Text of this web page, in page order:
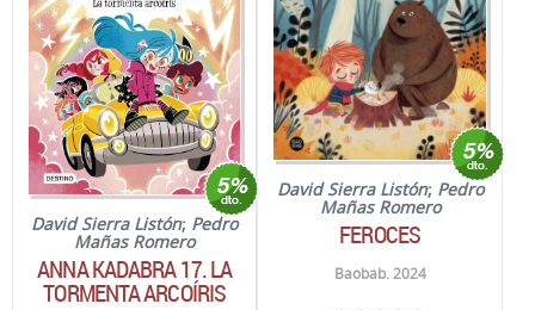
David Sierra Listón; Pedro
Mañas Romero
ANNA KADABRA 17. LA
TORMENTA ARCOÍRIS
David Sierra Listón; Pedro
Mañas Romero
FEROCES
Baobab. 2024